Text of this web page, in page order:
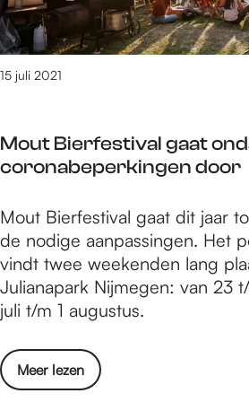
f
é
i
n
e
B
l
a
u
w
e
H
n
d
N
e
l
e
C
a
f
é
i
d
e
Mout Bierfestival gaat
coronabeperkingen door
15 juli 2021
M
o
u
t
B
e
r
Mout Bierfestival gaat dit jaar
de nodige aanpassingen. Het
vindt twee weekenden lang
Julianapark Nijmegen: van 23
juli t/m 1 augustus.
Meer lezen
o
v